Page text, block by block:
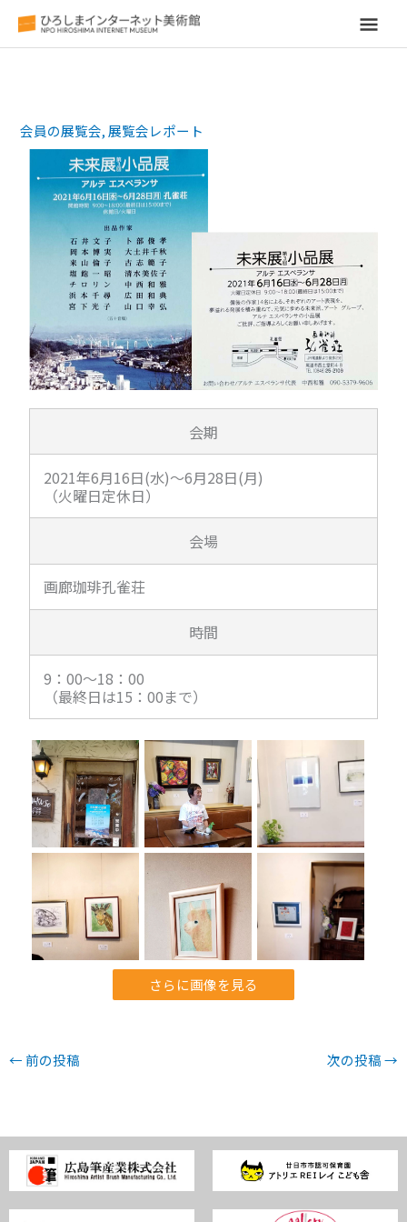
メ
ー
会員の展覧会,展覧会レポート
会期
2021年6月16日(水)～6月28日(月)
（火曜日定休日）
会場
画廊珈琲孔雀荘
時間
9：00～18：00
（最終日は15：00まで）
さらに画像を見る
← 前の投稿 次の投稿→